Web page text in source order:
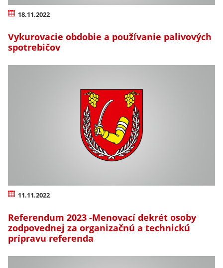
18.11.2022
Vykurovacie obdobie a používanie palivových
spotrebičov
11.11.2022
Referendum 2023 -Menovací dekrét osoby
zodpovednej za organizačnú a technickú
prípravu referenda